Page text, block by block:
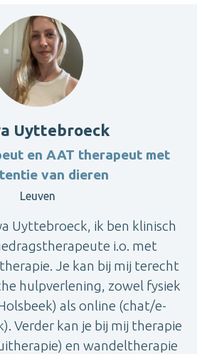
Uyttebroeck
en AAT therapeut met
van dieren
Leuven
Uyttebroeck, ik ben klinisch
i.o. met
Je kan bij mij terecht
hulpverlening, zowel fysiek
als online (chat/e-
Verder kan je bij mij therapie
en wandeltherapie